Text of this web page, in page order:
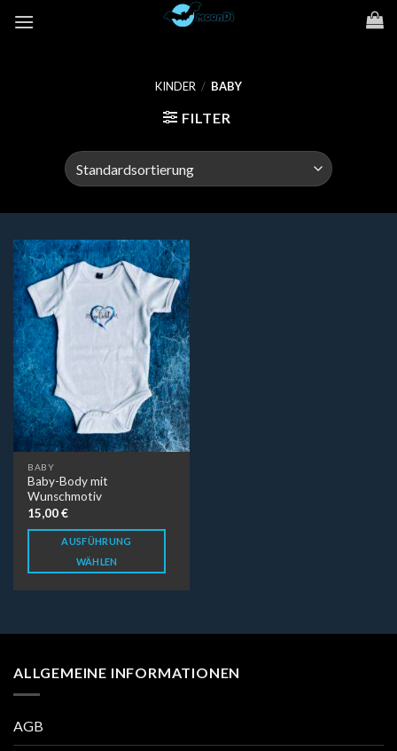
Inhalt
KINDER / BABY
FILTER
BABY
Baby-Body mit
Wunschmotiv
15,00€
AUSFÜHRUNG
WÄHLEN
ALLGEMEINE INFORMATIONEN
AGB